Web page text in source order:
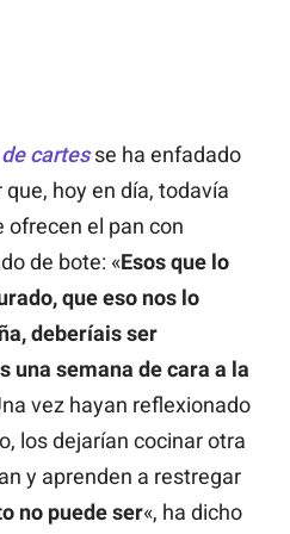
cartesse ha enfadado
hoy en día, todavía
ofrecen el pan con
de bote: «Esos que lo
que eso nos lo
deberíais ser
una semana de cara a la
vez hayan reflexionado
los dejarían cocinar otra
y aprenden a restregar
no puede ser«, ha dicho